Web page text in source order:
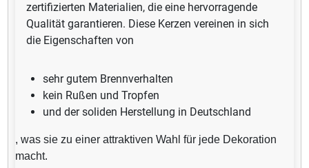
zertifizierten Materialien, die eine hervorragende
Qualität garantieren. Diese Kerzen vereinen in sich
die Eigenschaften von
sehr gutem Brennverhalten
kein Rußen und Tropfen
und der soliden Herstellung in Deutschland
, was sie zu einer attraktiven Wahl für jede Dekoration
macht.